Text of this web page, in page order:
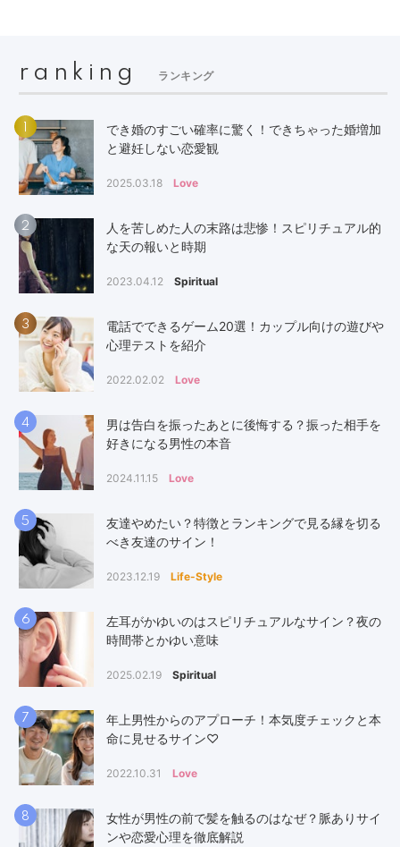
ranking ランキング
でき婚のすごい確率に驚く！できちゃった婚増加
と避妊しない恋愛観
2025.03.18 Love
2
人を苦しめた人の末路は悲惨！スピリチュアル的
な天の報いと時期
2023.04.12 Spiritual
3
電話でできるゲーム20選！カップル向けの遊びや
心理テストを紹介
2022.02.02 Love
4
男は告白を振ったあとに後悔する？振った相手を
好きになる男性の本音
2024.11.15 Love
5
友達やめたい？特徴とランキングで見る縁を切る
べき友達のサイン！
2023.12.19 Life-Style
6
左耳がかゆいのはスピリチュアルなサイン？夜の
時間帯とかゆい意味
2025.02.19 Spiritual
7
年上男性からのアプローチ！本気度チェックと本
命に見せるサイン♡
2022.10.31 Love
8
女性が男性の前で髪を触るのはなぜ？脈ありサイ
ンや恋愛心理を徹底解説